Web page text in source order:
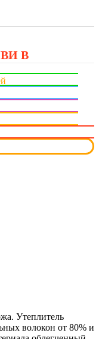
В
Утеплитель
волокон от 80% и